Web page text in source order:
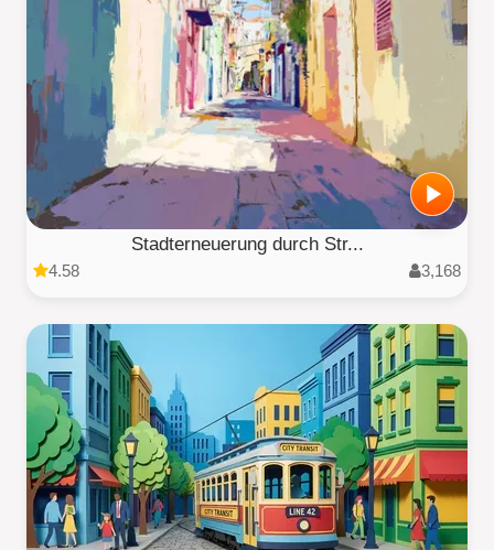
Stadterneuerung durch Str...
4.58 3,168